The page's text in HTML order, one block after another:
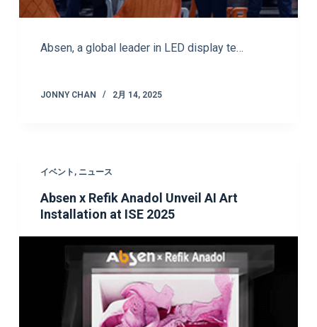
Absen, a global leader in LED display te…
JONNY CHAN 2月 14, 2025
イベント , ニュース
Absen x Refik Anadol Unveil AI Art
Installation at ISE 2025